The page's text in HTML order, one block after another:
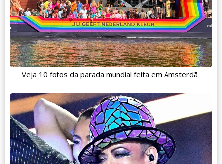
Veja 10 fotos da parada mundial feita em Amsterdã